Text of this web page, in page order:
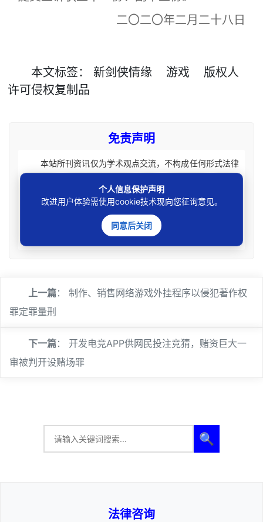
二〇二〇年二月二十八日
本文标签： 新剑侠情缘 游戏
版权人
许可侵权复制品
免责声明
本站所刊资讯仅为学术观点交流，不构成任何形式法律
搬硬套处理具体个案纠纷，由此产生的一切法律后果皆由您
自担全责。如您有相关法律事务需要办理请联系咨询专业执
业律师获取针对性法律意见。本站刊载内容版权归原权利
人，如涉及您的权益可联系处理。
上一篇： 制作、销售网络游戏外挂程序以侵犯著作权
罪定罪量刑
下一篇： 开发电竞APP供网民投注竞猜，赌资巨大一
审被判开设赌场罪
🔍
法律咨询
个人信息保护声明
改进用户体验需使用cookie技术现向您征询意见。
同意后关闭